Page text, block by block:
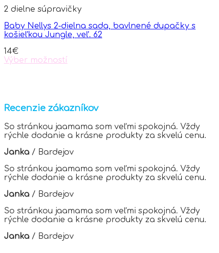
The
may
be
on
the
2 dielne súpravičky
Baby Nellys 2-dielna sada, bavlnené dupačky s
košieľkou Jungle, veľ. 62
14€
Výber možností
variants.
The
options
may
be
chosen
on
the
product
page
Recenzie zákazníkov
So stránkou jaamama som veľmi spokojná. Vždy
rýchle dodanie a krásne produkty za skvelú cenu.
Janka / Bardejov
So stránkou jaamama som veľmi spokojná. Vždy
rýchle dodanie a krásne produkty za skvelú cenu.
Janka / Bardejov
So stránkou jaamama som veľmi spokojná. Vždy
rýchle dodanie a krásne produkty za skvelú cenu.
Janka / Bardejov